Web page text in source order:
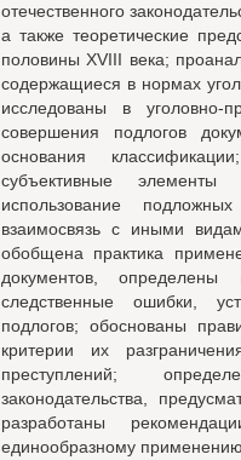
отечественного
а также теоретические
половины XVIII века;
содержащиеся в нормах
исследованы в уголовно-
совершения подлогов
основания
субъективные
использование
взаимосвязь с иными
обобщена практика
документов, определены
следственные ошибки,
подлогов; обоснованы
критерии их
преступлений;
законодательства,
разработаны
единообразному